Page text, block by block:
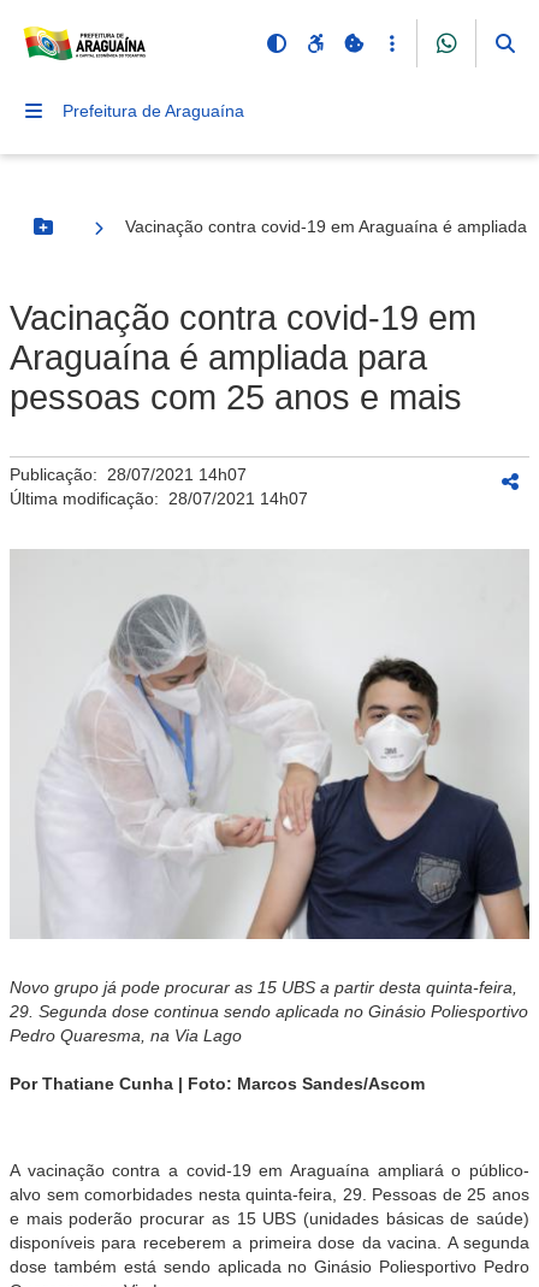
Prefeitura de Araguaína
Botão Menu
Vacinação contra covid-19 em Araguaína é ampliada
Vacinação contra covid-19 em
Araguaína é ampliada para
pessoas com 25 anos e mais
Publicação: 28/07/2021 14h07
Última modificação: 28/07/2021 14h07
Novo grupo já pode procurar as 15 UBS a partir desta quinta-feira,
29. Segunda dose continua sendo aplicada no Ginásio Poliesportivo
Pedro Quaresma, na Via Lago
Por Thatiane Cunha | Foto: Marcos Sandes/Ascom
A vacinação contra a covid-19 em Araguaína ampliará o público-
alvo sem comorbidades nesta quinta-feira, 29. Pessoas de 25 anos
e mais poderão procurar as 15 UBS (unidades básicas de saúde)
disponíveis para receberem a primeira dose da vacina. A segunda
dose também está sendo aplicada no Ginásio Poliesportivo Pedro